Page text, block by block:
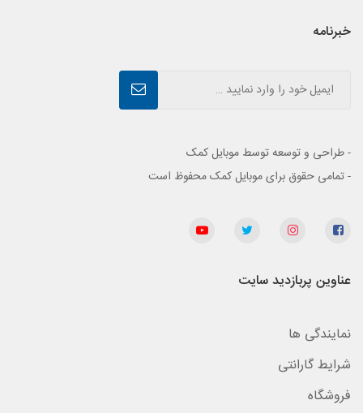
خبرنامه
- طراحی و توسعه توسط موبایل کمک
- تمامی حقوق برای موبایل کمک محفوظ است
عناوین پربازدید سایت
نمایندگی ها
شرایط گارانتی
فروشگاه